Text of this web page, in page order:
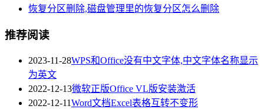
恢复分区删除,磁盘管理里的恢复分区怎么删除
推荐阅读
2023-11-28WPS和Office没有中文字体,中文字体名称显示
为英文
2022-12-13微软正版Office VL版安装激活
2022-12-11Word文档Excel表格互转不变形